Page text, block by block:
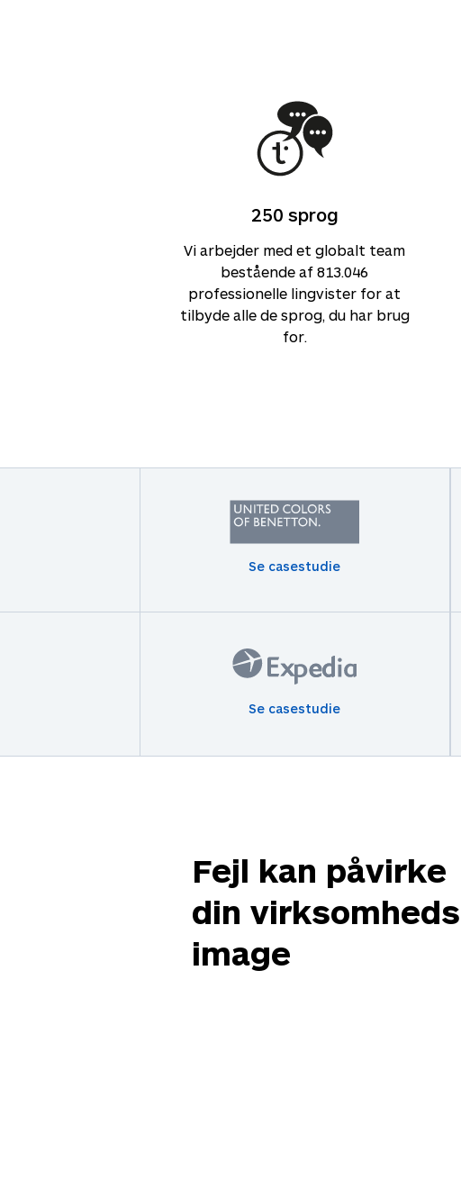
250 sprog
Vi arbejder med et globalt team
bestående af813.046
professionelle lingvister for at
tilbyde alle de sprog, du har brug
for.
Se casestudie
Se casestudie
Fejl kan påvirke
din virksomheds
image